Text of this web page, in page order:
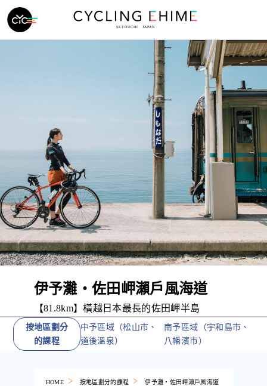
伊予灘・佐田岬瀨戶風海道
【81.8km】橫越日本最長的佐田岬半島
按地區劃分
的課程
中予區域（松山市、
道後溫泉）
南予區域（宇和島市、
八幡濱市）
HOME 按地區劃分的課程 伊予灘・佐田岬瀨戶風海道